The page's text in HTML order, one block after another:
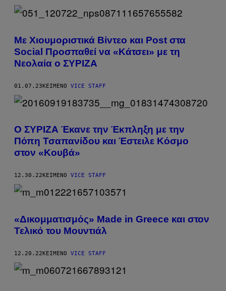
Με Χιουμοριστικά Βίντεο και Post στα
Social Προσπαθεί να «Κάτσει» με τη
Νεολαία ο ΣΥΡΙΖΑ
01.07.23ΚΕΊΜΕΝΟ VICE STAFF
Ο ΣΥΡΙΖΑ Έκανε την Έκπληξη με την
Πόπη Τσαπανίδου και Έστειλε Κόσμο
στον «Κουβά»
12.30.22 ΚΕΊΜΕΝΟ VICE STAFF
«Δικομματισμός» Made in Greece και στον
Τελικό του Μουντιάλ
12.20.22ΚΕΊΜΕΝΟ VICE STAFF